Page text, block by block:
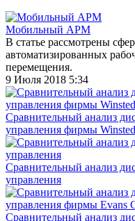
Мобильный АРМ
В статье рассмотрены
автоматизированных
перемещения.
9 Июля 2018 5:34
Сравнительный анализ
управления фирмы Winsted
Сравнительный анализ
управления
Сравнительный анализ